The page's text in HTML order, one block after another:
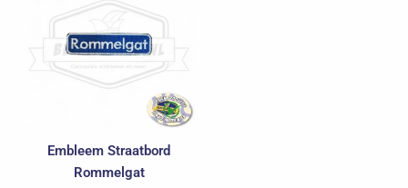
Embleem Straatbord
Rommelgat